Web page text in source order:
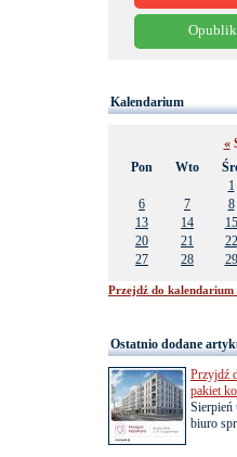
Kalendarium
«
Pon
Wto
1
6
7 8
13
14 15
20
21 22
27
28 29
Przejdź do kalendarium
Ostatnio dodane
Przyjdź
pakiet
Sierpień
biuro